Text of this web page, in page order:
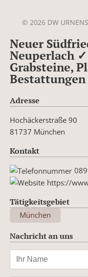
© 2026 DW
Neuer
Neuperlach
Grabsteine,
Bestattungen
Adresse
Hochäckerstraße 90
81737 München
Kontakt
https://
Tätigkeitsgebiet
München
Nachricht an uns